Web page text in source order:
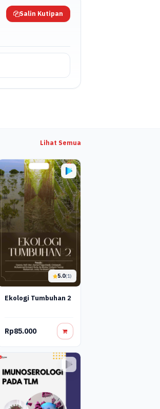
Salin Kutipan
Lihat Semua
5.0(1)
Ekologi Tumbuhan 2
Rp85.000